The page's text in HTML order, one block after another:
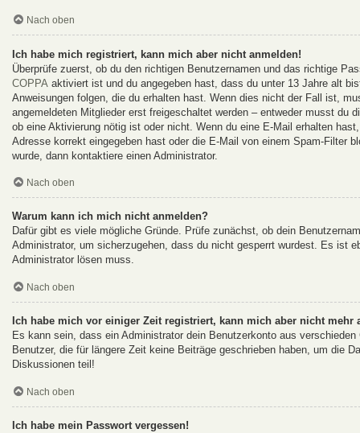
Nach oben
Ich habe mich registriert, kann mich aber nicht anmelden!
Überprüfe zuerst, ob du den richtigen Benutzernamen und das richtige
COPPA aktiviert ist und du angegeben hast, dass du unter 13 Jahre alt
Anweisungen folgen, die du erhalten hast. Wenn dies nicht der Fall ist,
angemeldeten Mitglieder erst freigeschaltet werden – entweder musst du
ob eine Aktivierung nötig ist oder nicht. Wenn du eine E-Mail erhalten
Adresse korrekt eingegeben hast oder die E-Mail von einem Spam-Filter
wurde, dann kontaktiere einen Administrator.
Nach oben
Warum kann ich mich nicht anmelden?
Dafür gibt es viele mögliche Gründe. Prüfe zunächst, ob dein
Administrator, um sicherzugehen, dass du nicht gesperrt wurdest. Es ist
Administrator lösen muss.
Nach oben
Ich habe mich vor einiger Zeit registriert, kann mich aber nicht mehr
Es kann sein, dass ein Administrator dein Benutzerkonto aus
Benutzer, die für längere Zeit keine Beiträge geschrieben haben, um die
Diskussionen teil!
Nach oben
Ich habe mein Passwort vergessen!